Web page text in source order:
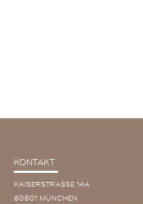
KONTAKT
KAISERSTRASSE 14A
80801 MÜNCHEN